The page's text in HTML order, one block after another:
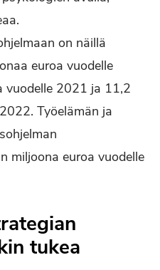
on näillä
euroa vuodelle
vuodelle 2021 ja 11,2
Työelämän ja
miljoona euroa vuodelle
tukea